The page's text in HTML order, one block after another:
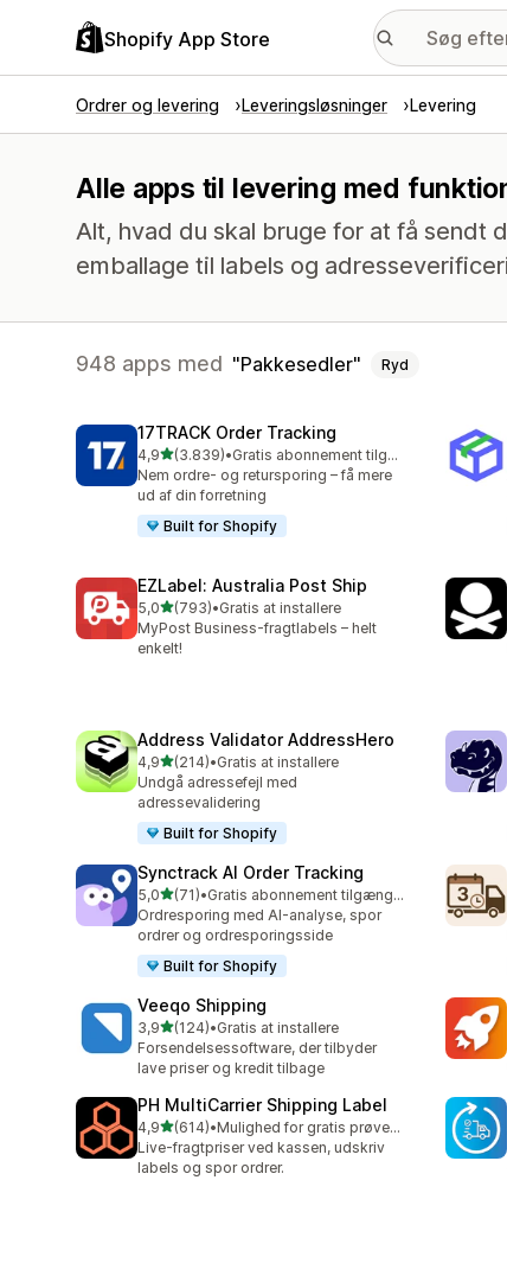
Shopify App Store
Ordrer og levering Leveringsløsninger Levering
Alle apps til levering med
Alt, hvad du skal bruge for at få sendt
emballage til labels og
948 apps med Pakkesedler Ryd
17TRACK Order Tracking
4,9ud af 5 stjerner
(3.839)
3839 anmeldelser i alt
•
Gratis abonnement tilgængeligt
Nem ordre- og retursporing – få mere
ud af din forretning
Built for Shopify
EZLabel: Australia Post Ship
5,0ud af 5 stjerner
(793)
793 anmeldelser i alt
•Gratis at installere
MyPost Business-fragtlabels – helt
enkelt!
Address Validator AddressHero
4,9ud af 5 stjerner
(214)
214 anmeldelser i alt
•Gratis at installere
Undgå adressefejl med
adressevalidering
Built for Shopify
Synctrack AI Order Tracking
5,0ud af 5 stjerner
(71)
71 anmeldelser i alt
•
Gratis abonnement tilgængeligt
Ordresporing med AI-analyse, spor
ordrer og ordresporingsside
Built for Shopify
Veeqo Shipping
3,9ud af 5 stjerner
(124)
124 anmeldelser i alt
•Gratis at installere
Forsendelsessoftware, der tilbyder
lave priser og kredit tilbage
PH MultiCarrier Shipping Label
4,9ud af 5 stjerner
(614)
614 anmeldelser i alt
•
Mulighed for gratis prøveperiode
Live-fragtpriser ved kassen, udskriv
labels og spor ordrer.